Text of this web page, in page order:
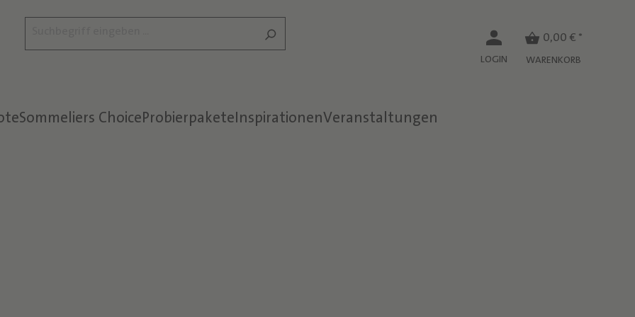
LOGIN
0,00 € *
WARENKORB
Sommeliers ChoiceProbierpaketeInspirationenVeranstaltungen